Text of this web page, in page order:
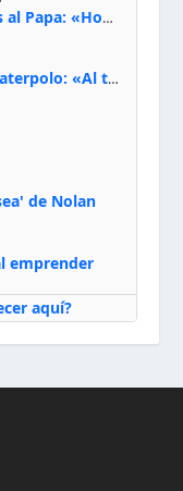
El agradecimiento de los jóvenes al Papa: «Hoy nos sentimos Iglesia»
Goran Tomašević, olímpico de waterpolo: «Al terminar el Camino de Santiago entregué mi vida a Cristo; hablé con Dios y le dije: ‘Estoy listo; estoy a tu servicio. Puedo llevar lo que sea necesario para ti’»
de Nolan
emprender
aquí?